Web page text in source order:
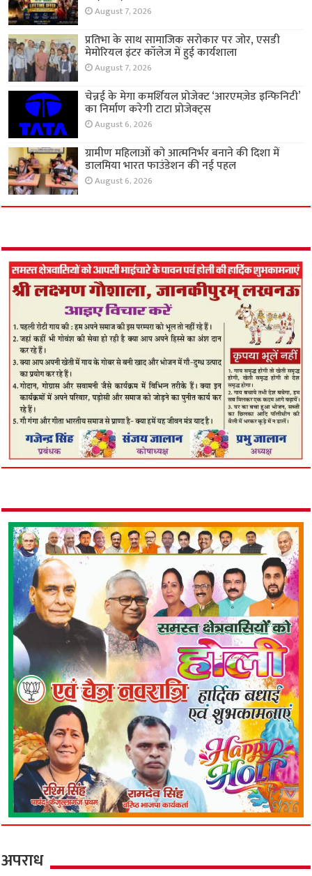
August 7, 2026
प्रतिभा के साथ सामाजिक सरोकार पर जोर, एसडी
मेमोरियल इंटर कॉलेज में हुई कार्यशाला
August 7, 2026
चेन्नई के मेगा कमर्शियल प्रोजेक्ट ‘आरएमज़ेड इन्फिनिटी’
का निर्माण करेगी टाटा प्रोजेक्ट्स
August 6, 2026
ग्रामीण महिलाओं को आत्मनिर्भर बनाने की दिशा में
डालमिया भारत फाउंडेशन की नई पहल
August 6, 2026
अपराध